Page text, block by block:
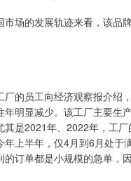
市场的发展轨迹来看，该品
厂的员工向经济观察报介绍
明显减少。该工厂主要生
其是2021年、2022年，工
年上半年，仅4月到6月处于
的订单都是小规模的急单，